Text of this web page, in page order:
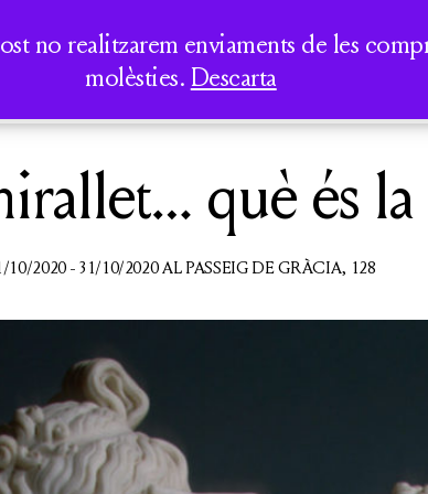
CASA DELS CLÀSSICS
ACTIVITATS
SEMINARIS I
CONFERÈNCIES
TOTS ELS
què és la
10/2020 - 31/10/2020 AL PASSEIG DE GRÀCIA, 128
no realitzarem enviaments de les
molèsties. Descarta